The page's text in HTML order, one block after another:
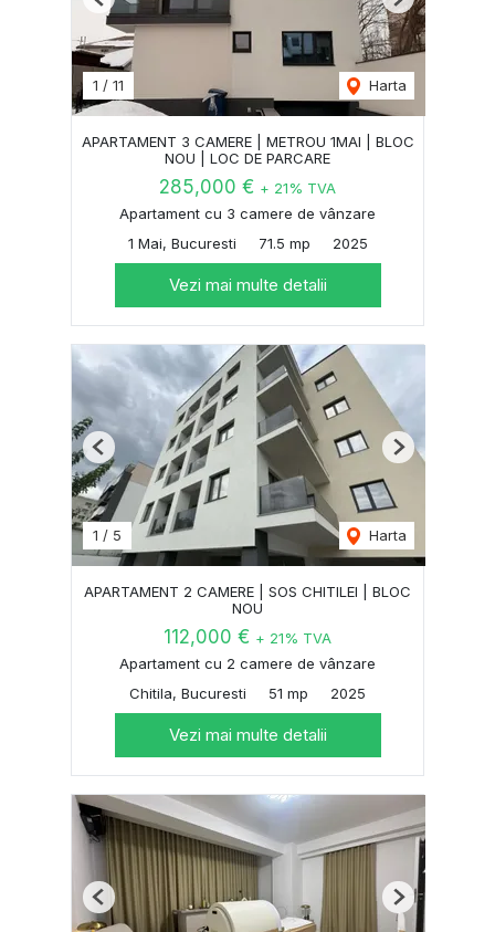
1 / 11 Harta
Previous Next
APARTAMENT 3 CAMERE | METROU 1MAI | BLOC
NOU | LOC DE PARCARE
285,000 € + 21% TVA
Apartament cu 3 camere de vânzare
1 Mai, Bucuresti
71.5 mp 2025
Vezi mai multe detalii
1 / 5 Harta
Previous Next
APARTAMENT 2 CAMERE | SOS CHITILEI | BLOC
NOU
112,000 € + 21% TVA
Apartament cu 2 camere de vânzare
Chitila, Bucuresti
51 mp 2025
Vezi mai multe detalii
Previous Next